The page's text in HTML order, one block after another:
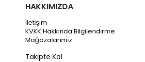
HAKKIMIZDA
İletişim
KVKK Hakkında Bilgilendirme
Mağazalarımız
Takipte Kal